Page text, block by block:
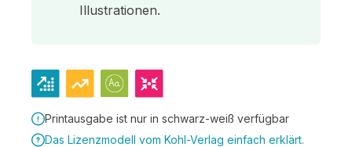
Illustrationen.
Printausgabe ist nur in schwarz-weiß verfügbar
Das Lizenzmodell vom Kohl-Verlag einfach erklärt.